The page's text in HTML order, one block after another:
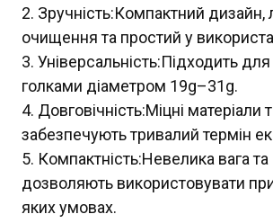
Зручність:Компактний дизайн,
очищення та простий у
Універсальність:Підходить
голками діаметром 19g–31g.
Довговічність:Міцні матеріали
забезпечують тривалий термін
Компактність:Невелика вага та
дозволяють використовувати
яких умовах.